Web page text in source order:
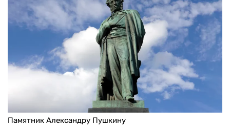
Памятник Александру Пушкину